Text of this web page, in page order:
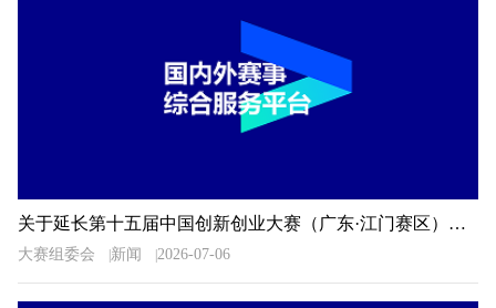
关于延长第十五届中国创新创业大赛（广东·江门赛区）暨2026年江门市“科技杯”创新创业大赛报名时间的通知
大赛组委会 新闻 2026-07-06